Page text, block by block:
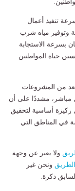
تنفيذ أعمال
وتوفير مياه شرب
بسرعة الاستجابة
حياة المواطنين
من المشروعات
مباشر، مشددًا على أن
ركيزة أساسية لتحقيق
في المناطق التي
ولا يعبر عن وجهة
الطريق ونحن غير
ذكرة.